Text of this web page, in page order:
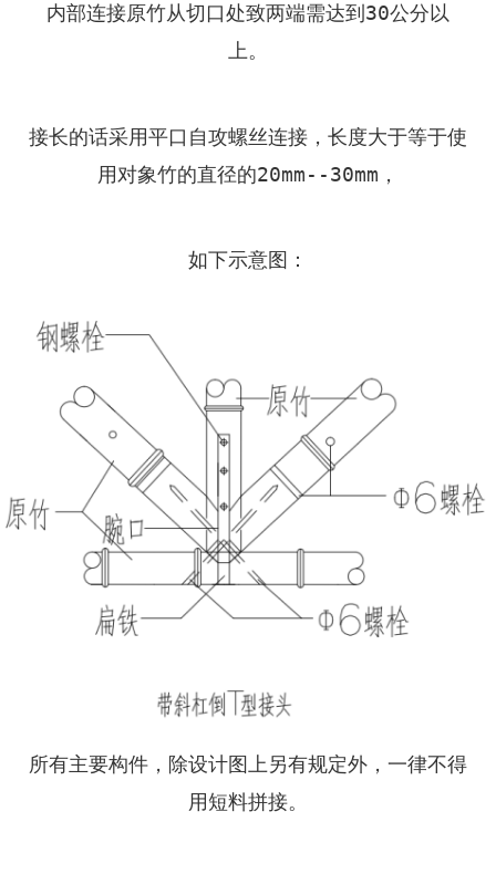
内部连接原竹从切口处致两端需达到30公分以
上。
接长的话采用平口自攻螺丝连接，长度大于等于使
用对象竹的直径的20mm--30mm，
如下示意图：
所有主要构件，除设计图上另有规定外，一律不得
用短料拼接。